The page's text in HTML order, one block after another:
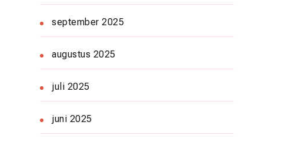
september 2025
augustus 2025
juli 2025
juni 2025